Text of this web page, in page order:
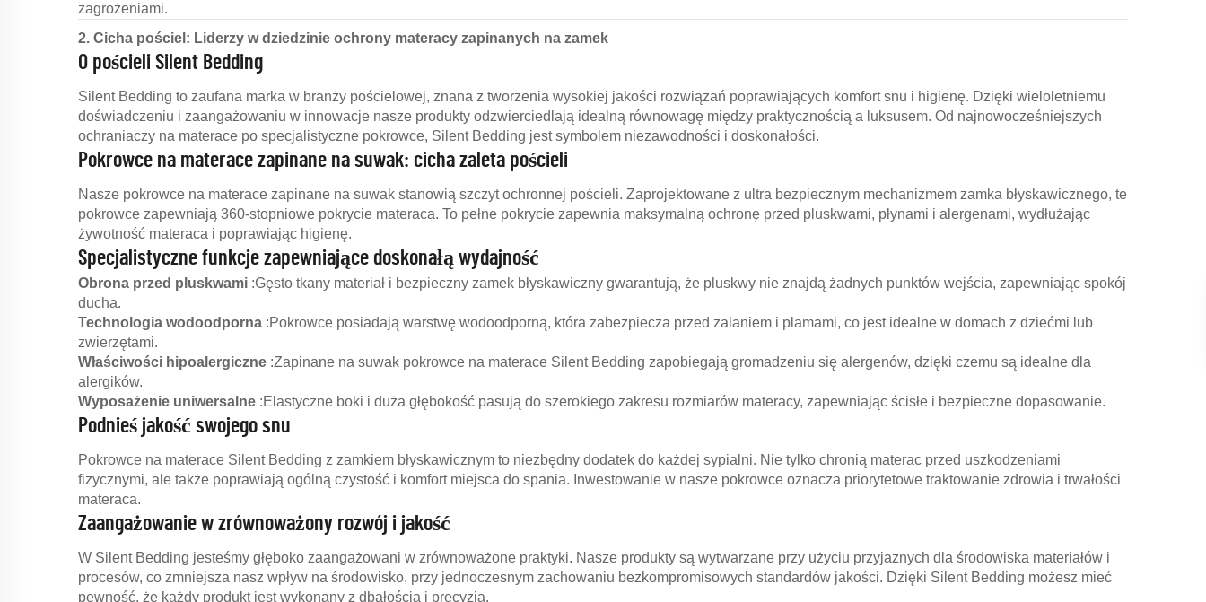
zagrożeniami.
2. Cicha pościel: Liderzy w dziedzinie ochrony materacy zapinanych na zamek
O pościeli Silent Bedding
Silent Bedding to zaufana marka w branży pościelowej, znana z tworzenia wysokiej jakości rozwiązań poprawiających komfort snu i higienę. Dzięki wieloletniemu
doświadczeniu i zaangażowaniu w innowacje nasze produkty odzwierciedlają idealną równowagę między praktycznością a luksusem. Od najnowocześniejszych
ochraniaczy na materace po specjalistyczne pokrowce, Silent Bedding jest symbolem niezawodności i doskonałości.
Pokrowce na materace zapinane na suwak: cicha zaleta pościeli
Nasze pokrowce na materace zapinane na suwak stanowią szczyt ochronnej pościeli. Zaprojektowane z ultra bezpiecznym mechanizmem zamka błyskawicznego, te
pokrowce zapewniają 360-stopniowe pokrycie materaca. To pełne pokrycie zapewnia maksymalną ochronę przed pluskwami, płynami i alergenami, wydłużając
żywotność materaca i poprawiając higienę.
Specjalistyczne funkcje zapewniające doskonałą wydajność
Obrona przed pluskwami :Gęsto tkany materiał i bezpieczny zamek błyskawiczny gwarantują, że pluskwy nie znajdą żadnych punktów wejścia, zapewniając spokój
ducha.
Technologia wodoodporna :Pokrowce posiadają warstwę wodoodporną, która zabezpiecza przed zalaniem i plamami, co jest idealne w domach z dziećmi lub
zwierzętami.
Właściwości hipoalergiczne :Zapinane na suwak pokrowce na materace Silent Bedding zapobiegają gromadzeniu się alergenów, dzięki czemu są idealne dla
alergików.
Wyposażenie uniwersalne :Elastyczne boki i duża głębokość pasują do szerokiego zakresu rozmiarów materacy, zapewniając ścisłe i bezpieczne dopasowanie.
Podnieś jakość swojego snu
Pokrowce na materace Silent Bedding z zamkiem błyskawicznym to niezbędny dodatek do każdej sypialni. Nie tylko chronią materac przed uszkodzeniami
fizycznymi, ale także poprawiają ogólną czystość i komfort miejsca do spania. Inwestowanie w nasze pokrowce oznacza priorytetowe traktowanie zdrowia i trwałości
materaca.
Zaangażowanie w zrównoważony rozwój i jakość
W Silent Bedding jesteśmy głęboko zaangażowani w zrównoważone praktyki. Nasze produkty są wytwarzane przy użyciu przyjaznych dla środowiska materiałów i
procesów, co zmniejsza nasz wpływ na środowisko, przy jednoczesnym zachowaniu bezkompromisowych standardów jakości. Dzięki Silent Bedding możesz mieć
pewność, że każdy produkt jest wykonany z dbałością i precyzją.